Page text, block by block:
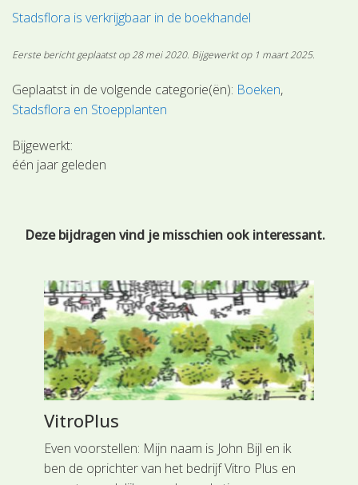
Stadsflora is verkrijgbaar in de boekhandel
Eerste bericht geplaatst op 28 mei 2020. Bijgewerkt op 1 maart 2025.
Geplaatst in de volgende categorie(ën): Boeken
Stadsflora en Stoepplanten
Bijgewerkt:
één jaar geleden
Deze bijdragen vind je misschien ook interessant.
VitroPlus
Even voorstellen: Mijn naam is John Bijl en ik
ben de oprichter van het bedrijf Vitro Plus en